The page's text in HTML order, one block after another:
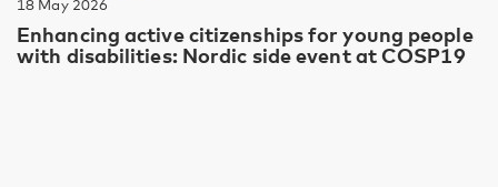
18 May 2026
Enhancing active citizenships for young people
with disabilities: Nordic side event at COSP19